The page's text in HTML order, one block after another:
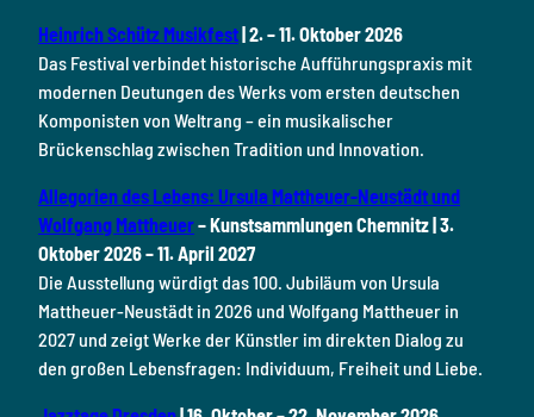
Heinrich Schütz Musikfest| 2. – 11. Oktober 2026
Das Festival verbindet historische Aufführungspraxis mit
modernen Deutungen des Werks vom ersten deutschen
Komponisten von Weltrang – ein musikalischer
Brückenschlag zwischen Tradition und Innovation.
Allegorien des Lebens: Ursula Mattheuer-Neustädt und
Wolfgang Mattheuer– Kunstsammlungen Chemnitz | 3.
Oktober 2026 – 11. April 2027
Die Ausstellung würdigt das 100. Jubiläum von Ursula
Mattheuer-Neustädt in 2026 und Wolfgang Mattheuer in
2027 und zeigt Werke der Künstler im direkten Dialog zu
den großen Lebensfragen: Individuum, Freiheit und Liebe.